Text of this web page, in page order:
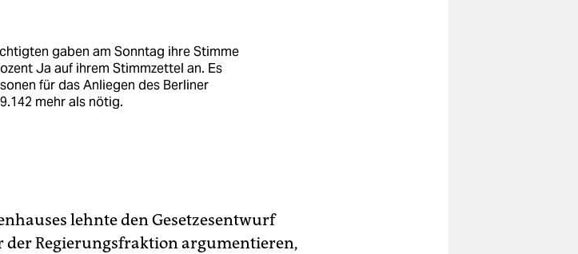
gaben am Sonntag ihre Stimme
Ja auf ihrem Stimmzettel an. Es
für das Anliegen des Berliner
mehr als nötig.
die höchste Wahlbeteiligung in
war Mitte.
lehnte den Gesetzesentwurf
der Regierungsfraktion argumentieren,